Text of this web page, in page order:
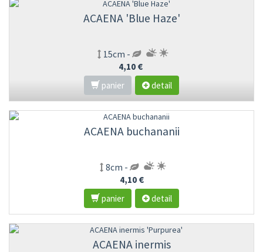
ACAENA 'Blue Haze'
15cm -
4,10 €
panier
detail
ACAENA buchananii
8cm -
4,10 €
panier
detail
ACAENA inermis